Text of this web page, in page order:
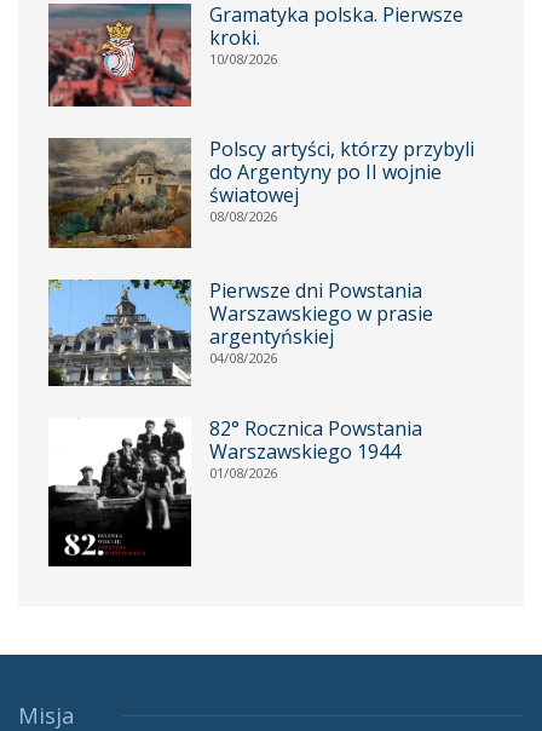
Gramatyka polska. Pierwsze
kroki.
10/08/2026
Polscy artyści, którzy przybyli
do Argentyny po II wojnie
światowej
08/08/2026
Pierwsze dni Powstania
Warszawskiego w prasie
argentyńskiej
04/08/2026
82° Rocznica Powstania
Warszawskiego 1944
01/08/2026
Misja